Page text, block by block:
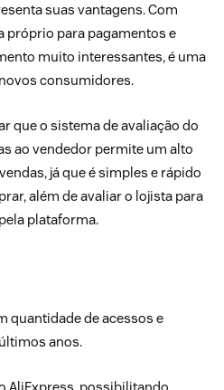
suas vantagens. Com
próprio para pagamentos e
muito interessantes, é uma
consumidores.
que o sistema de avaliação do
ao vendedor permite um alto
já que é simples e rápido
além de avaliar o lojista para
plataforma.
quantidade de acessos e
anos.